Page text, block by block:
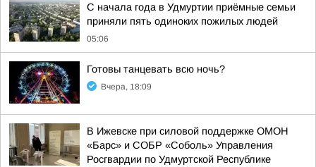
С начала года в Удмуртии приёмные семьи
приняли пять одиноких пожилых людей
05:06
Готовы танцевать всю ночь?
Вчера, 18:09
В Ижевске при силовой поддержке ОМОН
«Барс» и СОБР «Соболь» Управления
Росгвардии по Удмуртской Республике